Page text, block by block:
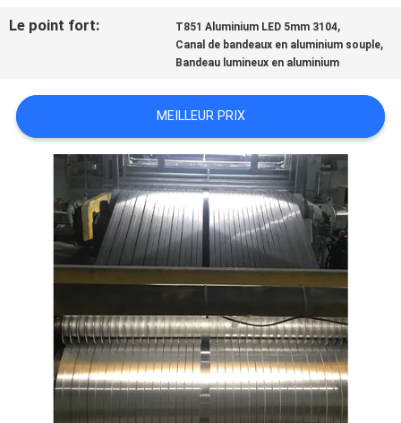
NOUVELLES
DEMANDEZ
UNE
CITATION
SITEMAP
POLITIQUE
CONFIDENTIALITÉ
Le point fort: T851 Aluminium LED 5mm 3104,
Canal de bandeaux en aluminium souple,
Bandeau lumineux en aluminium
MEILLEUR PRIX